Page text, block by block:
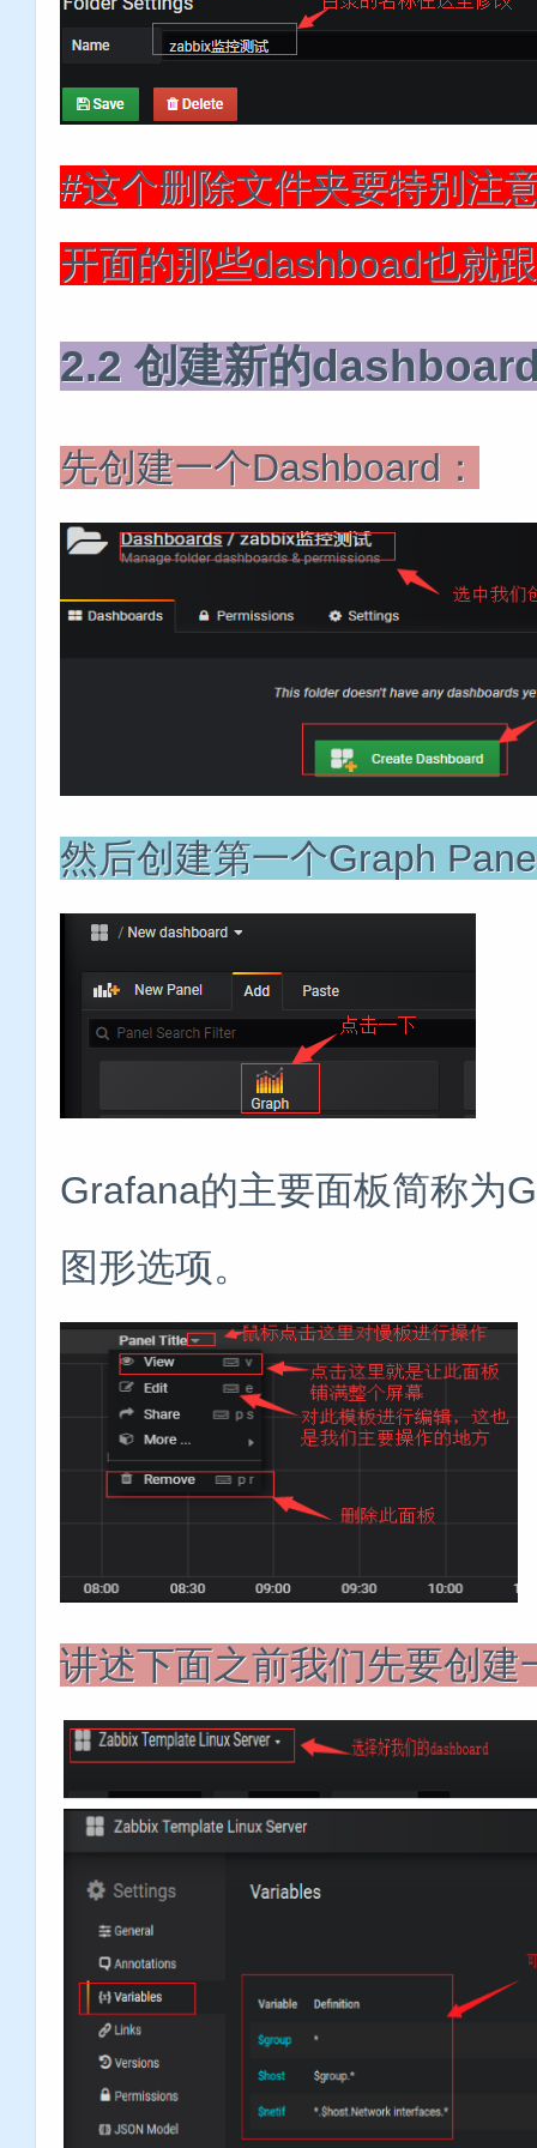
#这个删除文件夹要特别注
开面的那些dashboad也就
2.2 创建新的
先创建一个Dashboard：
然后创建第一个Graph
Grafana的主要面板简称为
图形选项。
讲述下面之前我们先要创建